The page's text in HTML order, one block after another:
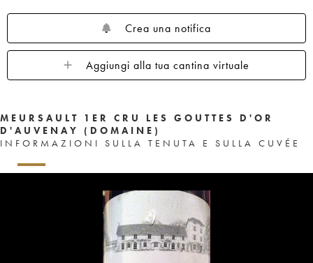
Crea una notifica
Aggiungi alla tua cantina virtuale
MEURSAULT 1ER CRU LES GOUTTES D'OR
D'AUVENAY (DOMAINE)
INFORMAZIONI SULLA TENUTA E SULLA CUVÉE